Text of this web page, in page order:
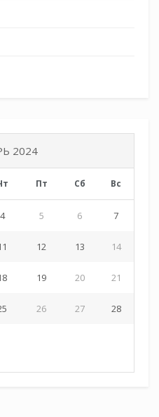
Александра
2024
Пт Сб Вс
4 5 6 7
12 13 14
19 20 21
26 27 28